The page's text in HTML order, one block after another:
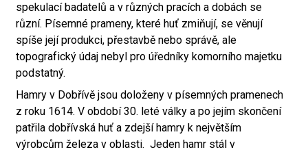
spekulací badatelů a v různých pracích a dobách se
různí. Písemné prameny, které huť zmiňují, se věnují
spíše její produkci, přestavbě nebo správě, ale
topografický údaj nebyl pro úředníky komorního majetku
podstatný.
Hamry v Dobřívě jsou doloženy v písemných pramenech
z roku 1614. V období 30. leté války a po jejím skončení
patřila dobřívská huť a zdejší hamry k největším
výrobcům železa v oblasti. Jeden hamr stál v